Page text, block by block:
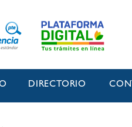
DIRECTORIO